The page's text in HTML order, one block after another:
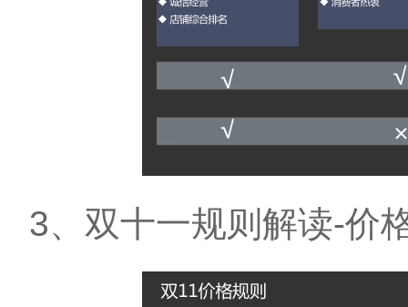
3、双十一规则解读-价